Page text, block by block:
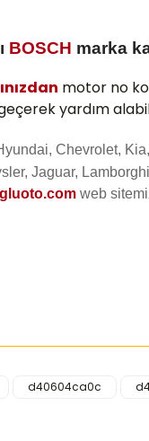
BOSCH marka
motor no
yardım
Chevrolet,
Jaguar,
web
d40604ca0c